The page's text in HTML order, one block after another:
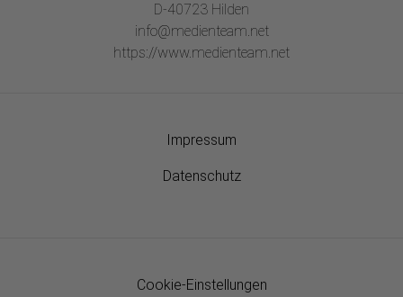
D-40723 Hilden
info@medienteam.net
https://www.medienteam.net
Impressum
Datenschutz
Cookie-Einstellungen